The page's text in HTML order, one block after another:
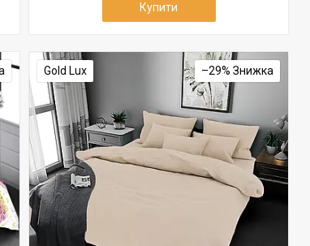
Купити
Gold Lux –29%